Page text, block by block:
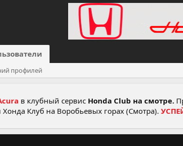
профилей
в клубный сервис Honda Club на смотре.
Клуб на Воробьевых горах (Смотра).